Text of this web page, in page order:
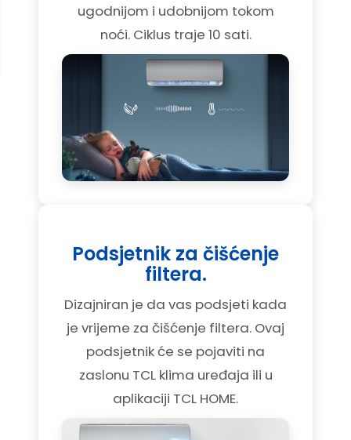
ugodnijom i udobnijom tokom
noći. Ciklus traje 10 sati.
Podsjetnik za čišćenje
filtera.
Dizajniran je da vas podsjeti kada
je vrijeme za čišćenje filtera. Ovaj
podsjetnik će se pojaviti na
zaslonu TCL klima uređaja ili u
aplikaciji TCL HOME.